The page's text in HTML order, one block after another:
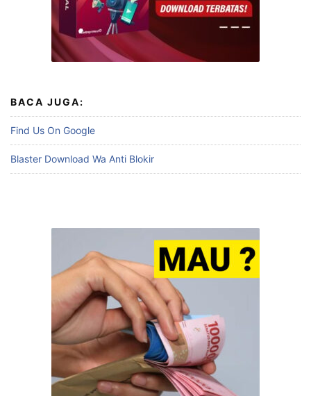
BACA JUGA:
Find Us On Google
Blaster Download Wa Anti Blokir